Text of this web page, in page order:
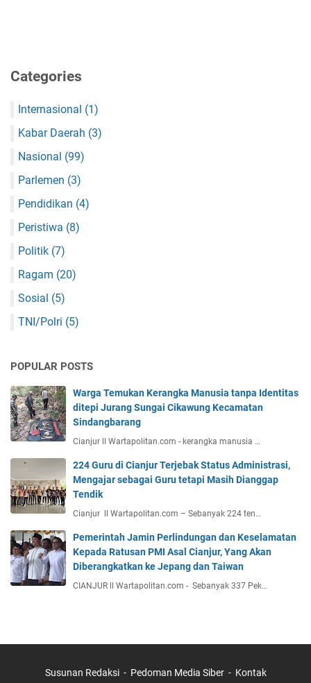
Categories
Internasional (1)
Kabar Daerah (3)
Nasional (99)
Parlemen (3)
Pendidikan (4)
Peristiwa (8)
Politik (7)
Ragam (20)
Sosial (5)
TNI/Polri (5)
POPULAR POSTS
Warga Temukan Kerangka Manusia tanpa Identitas
ditepi Jurang Sungai Cikawung Kecamatan
Sindangbarang
Cianjur ll Wartapolitan.com - kerangka manusia …
224 Guru di Cianjur Terjebak Status Administrasi,
Mengajar sebagai Guru tetapi Masih Dianggap
Tendik
Cianjur ll Wartapolitan.com – Sebanyak 224 ten…
Pemerintah Jamin Perlindungan dan Keselamatan
Kepada Ratusan PMI Asal Cianjur, Yang Akan
Diberangkatkan ke Jepang dan Taiwan
CIANJUR ll Wartapolitan.com - Sebanyak 337 Pek…
Susunan Redaksi Pedoman Media Siber Kontak